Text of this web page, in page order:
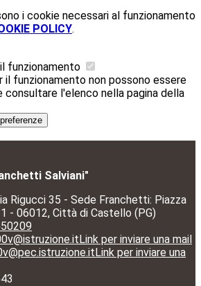
i cookie necessari al funzionamento
POLICY.
funzionamento
il funzionamento non possono essere
consultare l'elenco nella pagina della
Salviani"
Rigucci 35 - Sede Franchetti: Piazza
- 06012, Città di Castello (PG)
Link per inviare una mail
Link per inviare una